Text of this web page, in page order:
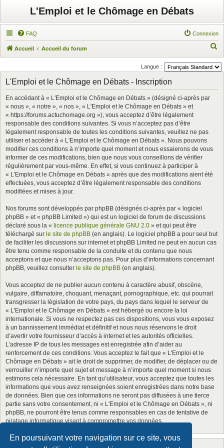
En poursuivant votre navigation sur ce site, vous
L'Emploi et le Chômage en Débats
FAQ Connexion
Accueil Accueil du forum
c
Langue :
L'Emploi et le Chômage en Débats - Inscription
En accédant à « L'Emploi et le Chômage en Débats » (désigné ci-après par
« nous », « notre », « nos », « L'Emploi et le Chômage en Débats » et
« https://forums.actuchomage.org »), vous acceptez d’être légalement
responsable des conditions suivantes. Si vous n’acceptez pas d’être
légalement responsable de toutes les conditions suivantes, veuillez ne pas
utiliser et accéder à « L'Emploi et le Chômage en Débats ». Nous pouvons
modifier ces conditions à n’importe quel moment et nous essaierons de vous
informer de ces modifications, bien que nous vous conseillons de vérifier
régulièrement par vous-même. En effet, si vous continuez à participer à
« L'Emploi et le Chômage en Débats » après que des modifications aient été
effectuées, vous acceptez d’être légalement responsable des conditions
modifiées et mises à jour.
Nos forums sont développés par phpBB (désignés ci-après par « logiciel
phpBB » et « phpBB Limited ») qui est un logiciel de forum de discussions
déclaré sous la « licence publique générale GNU 2.0 » et qui peut être
téléchargé sur le site de phpBB (en anglais). Le logiciel phpBB a pour seul but
de faciliter les discussions sur internet et phpBB Limited ne peut en aucun cas
être tenu comme responsable de la conduite et du contenu que nous
acceptons et que nous n’acceptons pas. Pour plus d’informations concernant
phpBB, veuillez consulter le site de phpBB (en anglais).
Vous acceptez de ne publier aucun contenu à caractère abusif, obscène,
vulgaire, diffamatoire, choquant, menaçant, pornographique, etc. qui pourrait
transgresser la législation de votre pays, du pays dans lequel le serveur de
« L'Emploi et le Chômage en Débats » est hébergé ou encore la loi
internationale. Si vous ne respectez pas ces dispositions, vous vous exposez
à un bannissement immédiat et définitif et nous nous réservons le droit
d’avertir votre fournisseur d’accès à internet et les autorités officielles.
L’adresse IP de tous les messages est enregistrée afin d’aider au
renforcement de ces conditions. Vous acceptez le fait que « L'Emploi et le
Chômage en Débats » ait le droit de supprimer, de modifier, de déplacer ou de
verrouiller n’importe quel sujet et message à n’importe quel moment si nous
estimons cela nécessaire. En tant qu’utilisateur, vous acceptez que toutes les
informations que vous avez renseignées soient enregistrées dans notre base
de données. Bien que ces informations ne seront pas diffusées à une tierce
partie sans votre consentement, ni « L'Emploi et le Chômage en Débats », ni
phpBB, ne pourront être tenus comme responsables en cas de tentative de
piratage informatique visant à compromettre vos données.